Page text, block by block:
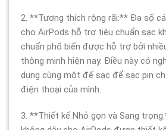
2. **Tương thích rộng rãi:** Đa số
cho AirPods hỗ trợ tiêu chuẩn sạc
chuẩn phổ biến được hỗ trợ bởi
thông minh hiện nay. Điều này có
dụng cùng một đế sạc để sạc pin
điện thoại của mình.
3. **Thiết kế Nhỏ gọn và Sang